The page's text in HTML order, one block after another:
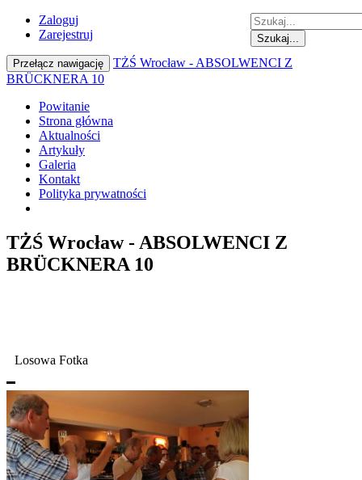
Szukaj...
Zaloguj
Zarejestruj
Przełącz nawigację
TŻŚ Wrocław - ABSOLWENCI Z
BRÜCKNERA 10
Powitanie
Strona główna
Aktualności
Artykuły
Galeria
Kontakt
Polityka prywatności
TŻŚ Wrocław - ABSOLWENCI Z
BRÜCKNERA 10
Losowa Fotka